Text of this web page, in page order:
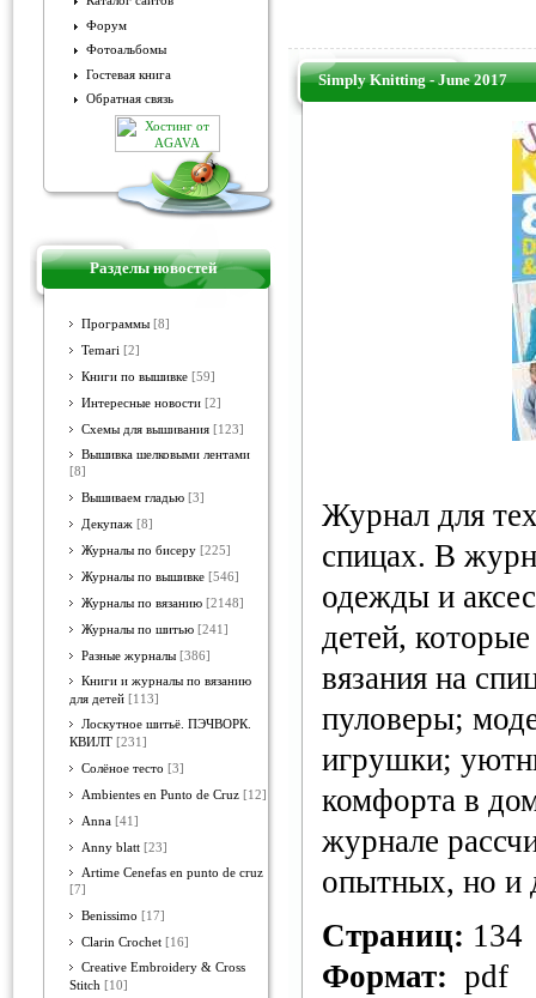
Форум
Фотоальбомы
Гостевая книга
Обратная связь
Разделы новостей
Программы [8]
Temari [2]
Книги по вышивке [59]
Интересные новости [2]
Схемы для вышивания [123]
Вышивка шелковыми лентами
[8]
Вышиваем гладью [3]
Декупаж [8]
Журналы по бисеру [225]
Журналы по вышивке [546]
Журналы по вязанию [2148]
Журналы по шитью [241]
Разные журналы [386]
Книги и журналы по вязанию
для детей [113]
Лоскутное шитьё. ПЭЧВОРК.
КВИЛТ [231]
Солёное тесто [3]
Ambientes en Punto de Cruz [12]
Anna [41]
Anny blatt [23]
Artime Cenefas en punto de cruz
[7]
Benissimo [17]
Clarin Crochet [16]
Creative Embroidery & Cross
Stitch [10]
Simply Knitting - June 2017
Журнал для
спицах. В
одежды и
детей,
вязания на
пуловеры;
игрушки;
комфорта в
журнале
опытных, но и
Страниц: 134
Формат: pdf